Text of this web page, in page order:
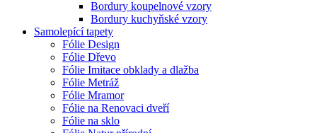
Bordury koupelnové vzory
Bordury kuchyňské vzory
Samolepící tapety
Fólie Design
Fólie Dřevo
Fólie Imitace obklady a dlažba
Fólie Metráž
Fólie Mramor
Fólie na Renovaci dveří
Fólie na sklo